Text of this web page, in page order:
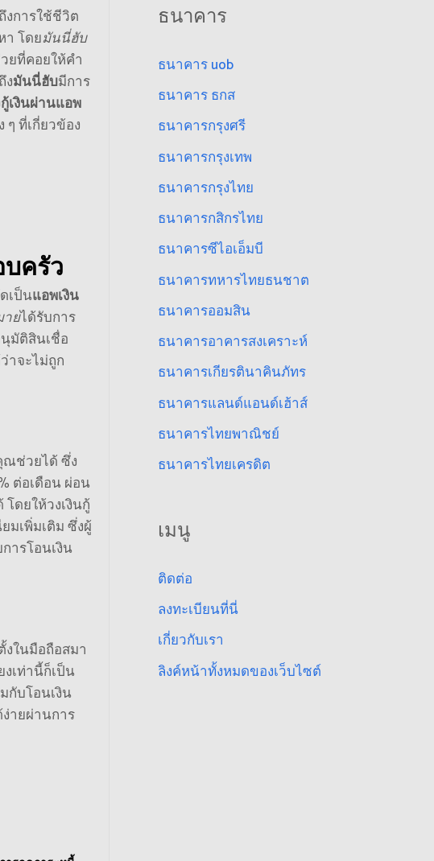
การใช้ชีวิต
า โดยมันนี่ฮับ
ยที่คอยให้คำ
งมันนี่ฮับมีการ
กู้เงินผ่านแอพ
ๆ ที่เกี่ยวข้อง
ครัว
เป็นแอพเงิน
ยได้รับการ
มัติสินเชื่อ
าจะไม่ถูก
ณช่วยได้ ซึ่ง
ต่อเดือน ผ่อน
โดยให้วงเงินกู้
มเพิ่มเติม ซึ่งผู้
ารโอนเงิน
งในมือถือสมา
เท่านี้ก็เป็น
กับโอนเงิน
ายผ่านการ
ธนาคาร
ธนาคาร uob
ธนาคาร ธกส
ธนาคารกรุงศรี
ธนาคารกรุงเทพ
ธนาคารกรุงไทย
ธนาคารกสิกรไทย
ธนาคารซีไอเอ็มบี
ธนาคารทหารไทยธนชาต
ธนาคารออมสิน
ธนาคารอาคารสงเคราะห์
ธนาคารเกียรตินาคินภัทร
ธนาคารแลนด์แอนด์เฮ้าส์
ธนาคารไทยพาณิชย์
ธนาคารไทยเครดิต
เมนู
ติดต่อ
ลงทะเบียนที่นี่
เกี่ยวกับเรา
ลิงค์หน้าทั้งหมดของเว็บไซต์